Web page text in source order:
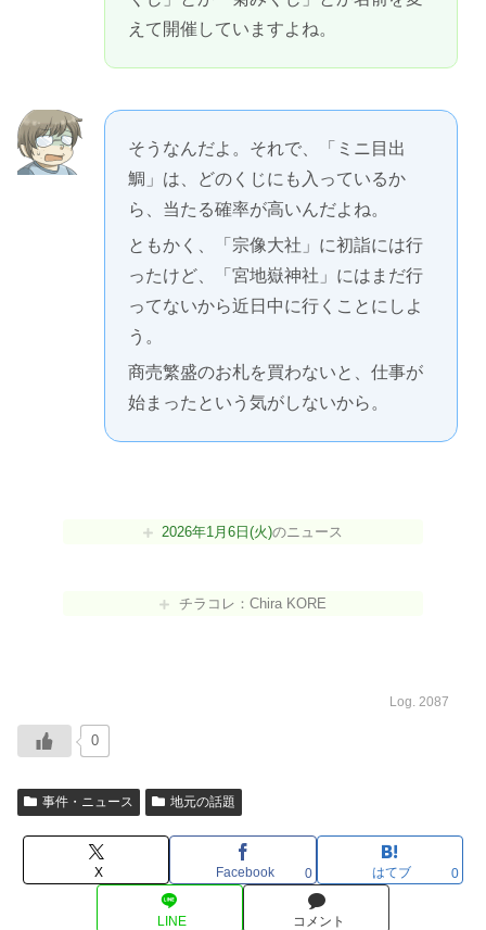
えて開催していますよね。
そうなんだよ。それで、「ミニ目出
鯛」は、どのくじにも入っているか
ら、当たる確率が高いんだよね。
ともかく、「宗像大社」に初詣には行
ったけど、「宮地嶽神社」にはまだ行
ってないから近日中に行くことにしよ
う。
商売繁盛のお札を買わないと、仕事が
始まったという気がしないから。
2026年1月6日(火)のニュース
チラコレ：Chira KORE
Log. 2087
0
事件・ニュース 地元の話題
X Facebook 0 はてブ 0
LINE コメント